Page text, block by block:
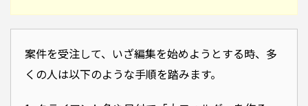
案件を受注して、いざ編集を始めようとする時、多
くの人は以下のような手順を踏みます。